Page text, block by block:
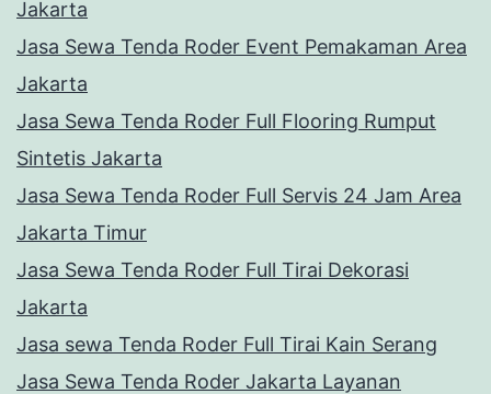
Jakarta
Jasa Sewa Tenda Roder Event Pemakaman Area
Jakarta
Jasa Sewa Tenda Roder Full Flooring Rumput
Sintetis Jakarta
Jasa Sewa Tenda Roder Full Servis 24 Jam Area
Jakarta Timur
Jasa Sewa Tenda Roder Full Tirai Dekorasi
Jakarta
Jasa sewa Tenda Roder Full Tirai Kain Serang
Jasa Sewa Tenda Roder Jakarta Layanan